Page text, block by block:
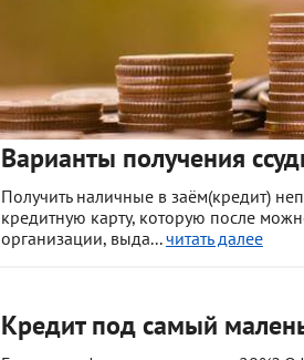
Варианты получения
Получить наличные в заём(кредит)
кредитную карту, которую после
организации, выда...читать далее
Кредит под самый